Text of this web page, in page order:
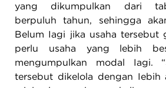
yang dikumpulkan dari
berpuluh tahun, sehingga
Belum Iagi jika usaha tersebut
perlu usaha yang lebih
mengumpulkan modal Iagi.
tersebut dikelola dengan Iebih